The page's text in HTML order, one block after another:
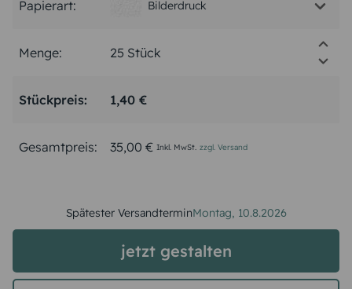
Papierart: Bilderdruck
Menge:
Stückpreis: 1,40 €
Gesamtpreis: 35,00 € Inkl. MwSt. zzgl. Versand
Spätester VersandterminMontag, 10.8.2026
jetzt gestalten